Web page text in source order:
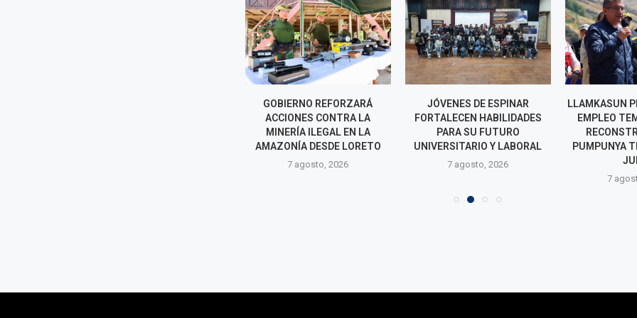
GOBIERNO REFORZARÁ
ACCIONES CONTRA LA
MINERÍA ILEGAL EN LA
AMAZONÍA DESDE LORETO
7 agosto, 2026
JÓVENES DE ESPINAR
FORTALECEN HABILIDADES
PARA SU FUTURO
UNIVERSITARIO Y LABORAL
7 agosto, 2026
LLAMKASUN
EMPLEO
PUMPUNYA
7